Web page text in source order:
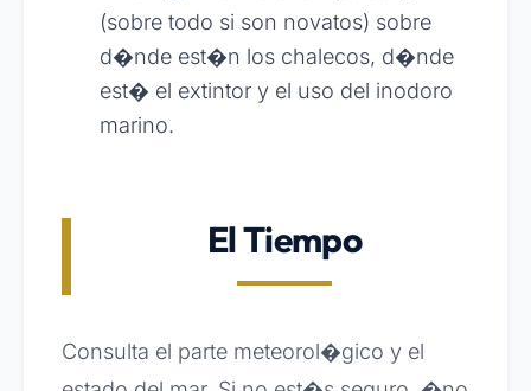
(sobre todo si son novatos) sobre
d�nde est�n los chalecos, d�nde
est� el extintor y el uso del inodoro
marino.
El Tiempo
Consulta el parte meteorol�gico y el